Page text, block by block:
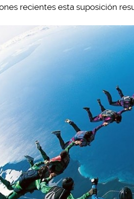
recientes esta suposición